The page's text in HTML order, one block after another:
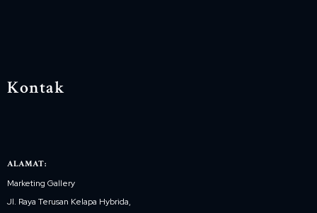
Kontak
ALAMAT:
Marketing Gallery
Jl. Raya Terusan Kelapa Hybrida,